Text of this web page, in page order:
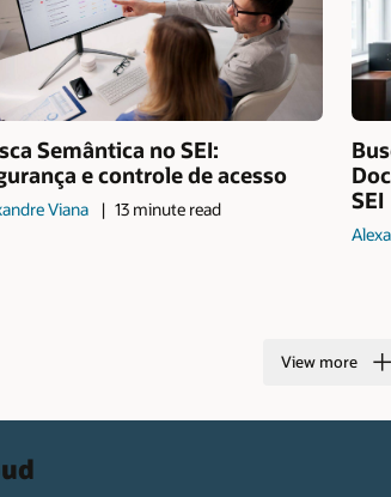
Semântica no SEI:
e controle de acesso
Viana 13 minute read
SEI
View more